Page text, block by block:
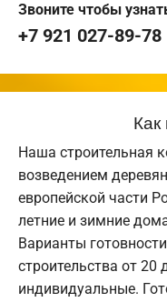
Звоните чтобы
+7 921 027-89-78
Наша строительная
возведением
европейской части
летние и зимние
Варианты
строительства от
индивидуальные.